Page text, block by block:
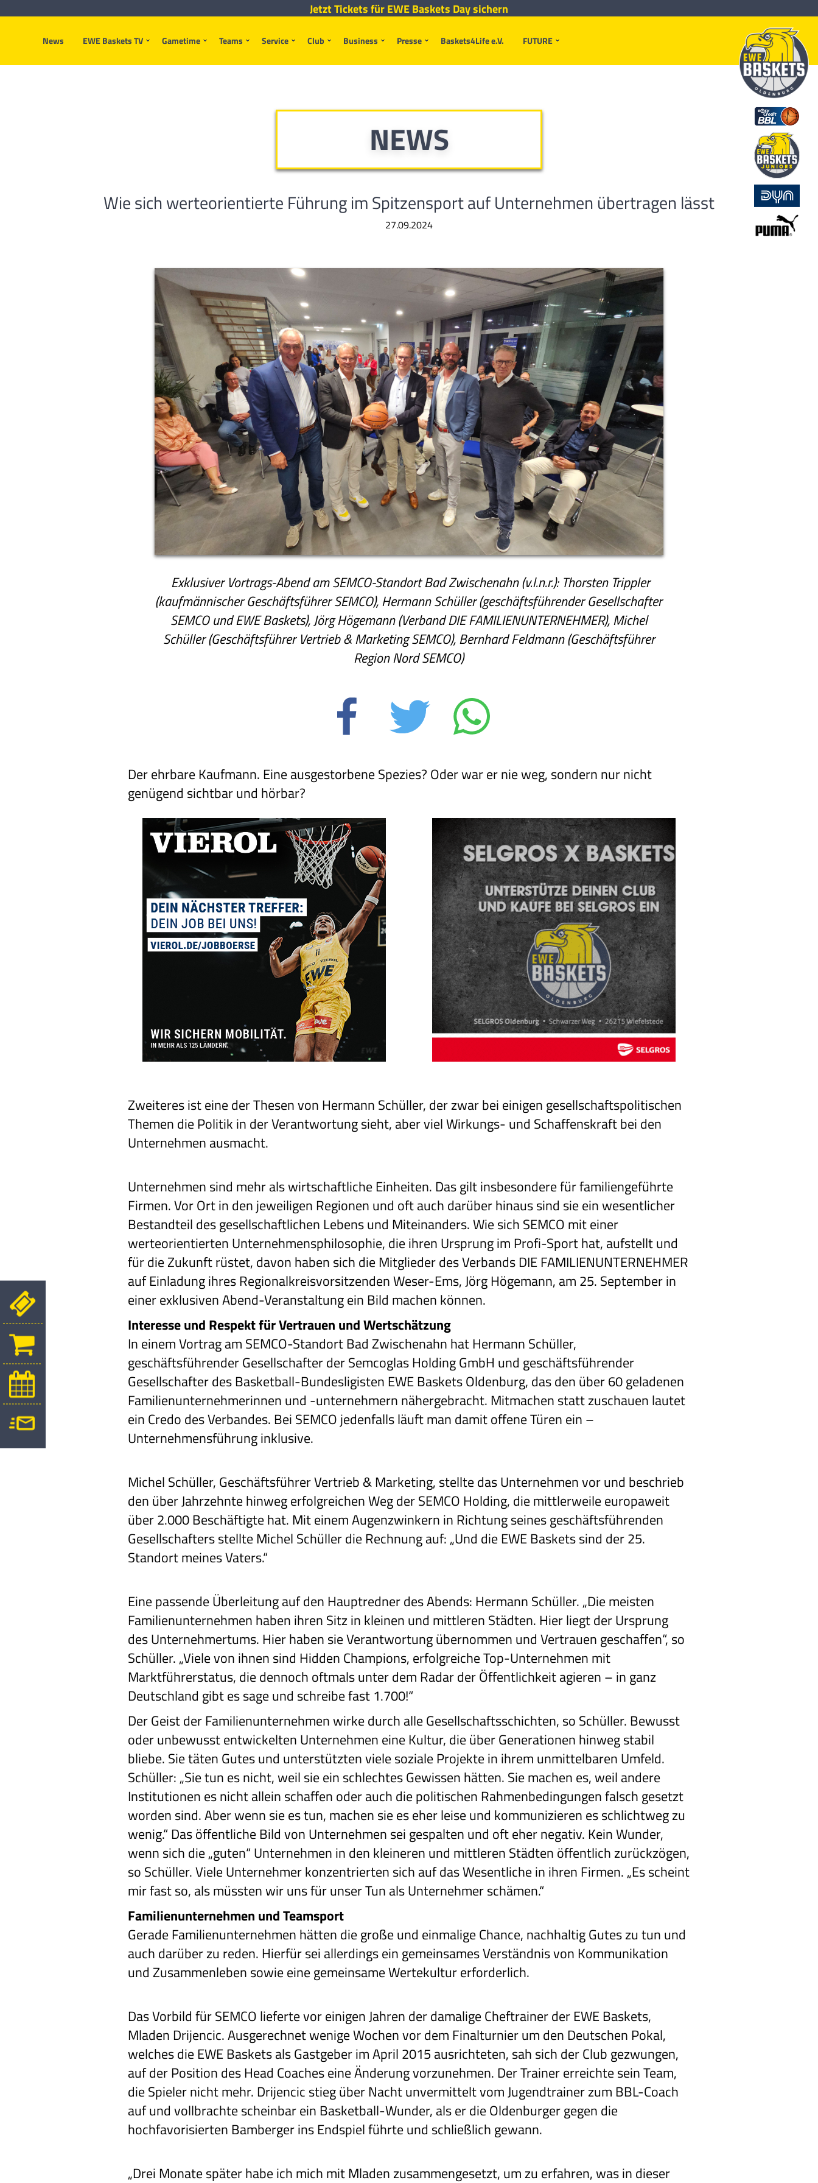
News EWE Baskets TV Gametime Teams Service Club Business Presse Baskets4Life e.V. FUTURE
Jetzt Tickets für EWE Baskets Day sichern
NEWS
Wie sich werteorientierte Führung im Spitzensport auf Unternehmen übertragen lässt
27.09.2024
Exklusiver Vortrags-Abend am SEMCO-Standort Bad Zwischenahn (v.l.n.r.): Thorsten Trippler
(kaufmännischer Geschäftsführer SEMCO), Hermann Schüller (geschäftsführender Gesellschafter
SEMCO und EWE Baskets), Jörg Högemann (Verband DIE FAMILIENUNTERNEHMER), Michel
Schüller (Geschäftsführer Vertrieb & Marketing SEMCO), Bernhard Feldmann (Geschäftsführer
Region Nord SEMCO)
Der ehrbare Kaufmann. Eine ausgestorbene Spezies? Oder war er nie weg, sondern nur nicht
genügend sichtbar und hörbar?
Zweiteres ist eine der Thesen von Hermann Schüller, der zwar bei einigen gesellschaftspolitischen
Themen die Politik in der Verantwortung sieht, aber viel Wirkungs- und Schaffenskraft bei den
Unternehmen ausmacht.
Unternehmen sind mehr als wirtschaftliche Einheiten. Das gilt insbesondere für familiengeführte
Firmen. Vor Ort in den jeweiligen Regionen und oft auch darüber hinaus sind sie ein wesentlicher
Bestandteil des gesellschaftlichen Lebens und Miteinanders. Wie sich SEMCO mit einer
werteorientierten Unternehmensphilosophie, die ihren Ursprung im Profi-Sport hat, aufstellt und
für die Zukunft rüstet, davon haben sich die Mitglieder des Verbands DIE FAMILIENUNTERNEHMER
auf Einladung ihres Regionalkreisvorsitzenden Weser-Ems, Jörg Högemann, am 25. September in
einer exklusiven Abend-Veranstaltung ein Bild machen können.
Interesse und Respekt für Vertrauen und Wertschätzung
In einem Vortrag am SEMCO-Standort Bad Zwischenahn hat Hermann Schüller,
geschäftsführender Gesellschafter der Semcoglas Holding GmbH und geschäftsführender
Gesellschafter des Basketball-Bundesligisten EWE Baskets Oldenburg, das den über 60 geladenen
Familienunternehmerinnen und -unternehmern nähergebracht. Mitmachen statt zuschauen lautet
ein Credo des Verbandes. Bei SEMCO jedenfalls läuft man damit offene Türen ein –
Unternehmensführung inklusive.
Michel Schüller, Geschäftsführer Vertrieb & Marketing, stellte das Unternehmen vor und beschrieb
den über Jahrzehnte hinweg erfolgreichen Weg der SEMCO Holding, die mittlerweile europaweit
über 2.000 Beschäftigte hat. Mit einem Augenzwinkern in Richtung seines geschäftsführenden
Gesellschafters stellte Michel Schüller die Rechnung auf: „Und die EWE Baskets sind der 25.
Standort meines Vaters.“
Eine passende Überleitung auf den Hauptredner des Abends: Hermann Schüller. „Die meisten
Familienunternehmen haben ihren Sitz in kleinen und mittleren Städten. Hier liegt der Ursprung
des Unternehmertums. Hier haben sie Verantwortung übernommen und Vertrauen geschaffen“, so
Schüller. „Viele von ihnen sind Hidden Champions, erfolgreiche Top-Unternehmen mit
Marktführerstatus, die dennoch oftmals unter dem Radar der Öffentlichkeit agieren – in ganz
Deutschland gibt es sage und schreibe fast 1.700!“
Der Geist der Familienunternehmen wirke durch alle Gesellschaftsschichten, so Schüller. Bewusst
oder unbewusst entwickelten Unternehmen eine Kultur, die über Generationen hinweg stabil
bliebe. Sie täten Gutes und unterstützten viele soziale Projekte in ihrem unmittelbaren Umfeld.
Schüller: „Sie tun es nicht, weil sie ein schlechtes Gewissen hätten. Sie machen es, weil andere
Institutionen es nicht allein schaffen oder auch die politischen Rahmenbedingungen falsch gesetzt
worden sind. Aber wenn sie es tun, machen sie es eher leise und kommunizieren es schlichtweg zu
wenig.“ Das öffentliche Bild von Unternehmen sei gespalten und oft eher negativ. Kein Wunder,
wenn sich die „guten“ Unternehmen in den kleineren und mittleren Städten öffentlich zurückzögen,
so Schüller. Viele Unternehmer konzentrierten sich auf das Wesentliche in ihren Firmen. „Es scheint
mir fast so, als müssten wir uns für unser Tun als Unternehmer schämen.“
Familienunternehmen und Teamsport
Gerade Familienunternehmen hätten die große und einmalige Chance, nachhaltig Gutes zu tun und
auch darüber zu reden. Hierfür sei allerdings ein gemeinsames Verständnis von Kommunikation
und Zusammenleben sowie eine gemeinsame Wertekultur erforderlich.
Das Vorbild für SEMCO lieferte vor einigen Jahren der damalige Cheftrainer der EWE Baskets,
Mladen Drijencic. Ausgerechnet wenige Wochen vor dem Finalturnier um den Deutschen Pokal,
welches die EWE Baskets als Gastgeber im April 2015 ausrichteten, sah sich der Club gezwungen,
auf der Position des Head Coaches eine Änderung vorzunehmen. Der Trainer erreichte sein Team,
die Spieler nicht mehr. Drijencic stieg über Nacht unvermittelt vom Jugendtrainer zum BBL-Coach
auf und vollbrachte scheinbar ein Basketball-Wunder, als er die Oldenburger gegen die
hochfavorisierten Bamberger ins Endspiel führte und schließlich gewann.
„Drei Monate später habe ich mich mit Mladen zusammengesetzt, um zu erfahren, was in dieser